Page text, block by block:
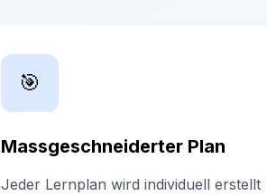
🎯
Massgeschneiderter Plan
Jeder Lernplan wird individuell erstellt